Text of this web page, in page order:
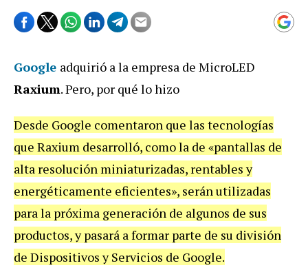
Google adquirió a la empresa de MicroLED
Raxium. Pero, por qué lo hizo
Desde Google comentaron que las tecnologías
que Raxium desarrolló, como la de «pantallas de
alta resolución miniaturizadas, rentables y
energéticamente eficientes», serán utilizadas
para la próxima generación de algunos de sus
productos, y pasará a formar parte de su división
de Dispositivos y Servicios de Google.